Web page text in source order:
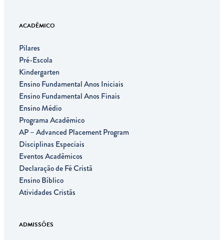
ACADÊMICO
Pilares
Pré-Escola
Kindergarten
Ensino Fundamental Anos Iniciais
Ensino Fundamental Anos Finais
Ensino Médio
Programa Acadêmico
AP – Advanced Placement Program
Disciplinas Especiais
Eventos Acadêmicos
Declaração de Fé Cristã
Ensino Bíblico
Atividades Cristãs
ADMISSÕES